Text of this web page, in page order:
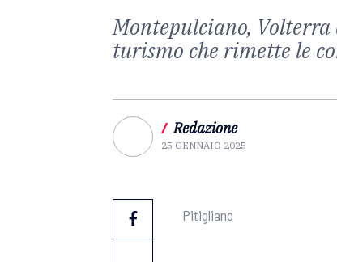
Montepulciano,
turismo che rimette le
/ Redazione
25 GENNAIO 2025
Pitigliano